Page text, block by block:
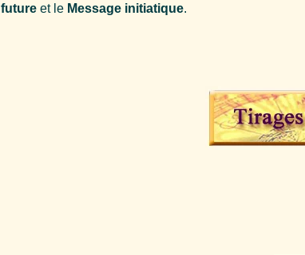
future et le Message initiatique.